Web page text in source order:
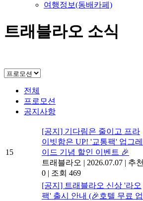
여행정보(동배카페)
트래블라오 소식
전체
프로모션
공지사항
15
[공지] 기다림은 줄이고 프라
이빗함은 UP! '교통팩' 업그레
이드 기념 할인 이벤트 🎉
트래블라오 | 2026.07.07 | 추천
0 | 조회 469
[공지] 트래블라오 신상 '라오
팩' 출시 안내 (🎉호텔 무료 업